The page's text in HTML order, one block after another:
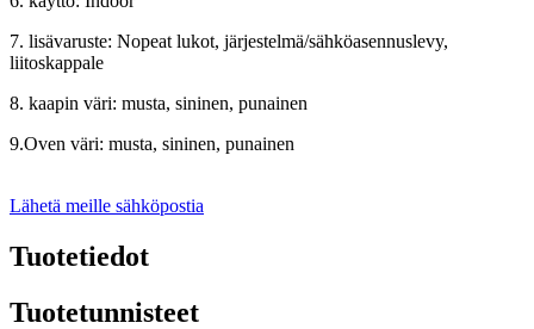
7. lisävaruste: Nopeat lukot, järjestelmä/sähköasennuslevy,
liitoskappale
8. kaapin väri: musta, sininen, punainen
9.Oven väri: musta, sininen, punainen
Lähetä meille sähköpostia
Tuotetiedot
Tuotetunnisteet